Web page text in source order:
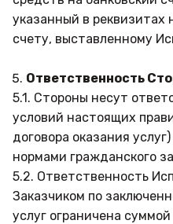
указанный в реквизитах
счету, выставленному
Ответственность
5.1. Стороны несут
условий настоящих
договора оказания
нормами гражданского
5.2. Ответственность
Заказчиком по
услуг ограничена